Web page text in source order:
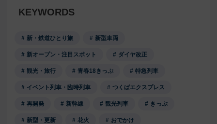
KEYWORDS
新・鉄道ひとり旅 新型車両
新オープン・注目スポット ダイヤ改正
観光・旅行 青春18きっぷ 特急列車
イベント列車・臨時列車 つくばエクスプレス
再開発 新幹線 観光列車 きっぷ
新型・更新 花火 おでかけ